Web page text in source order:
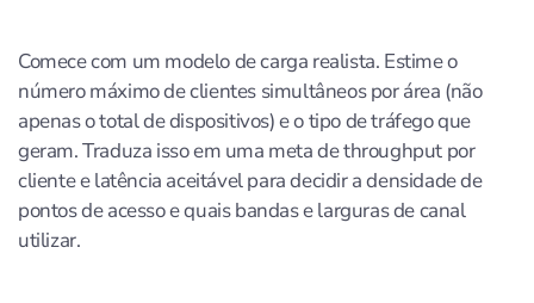
Comece com um modelo de carga realista. Estime o
número máximo de clientes simultâneos por área (não
apenas o total de dispositivos) e o tipo de tráfego que
geram. Traduza isso em uma meta de throughput por
cliente e latência aceitável para decidir a densidade de
pontos de acesso e quais bandas e larguras de canal
utilizar.